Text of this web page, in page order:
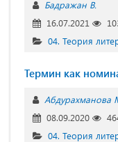
Бадражан В.
16.07.2021
04. Теория
Термин как
Абдурахманова
08.09.2020
04. Теория